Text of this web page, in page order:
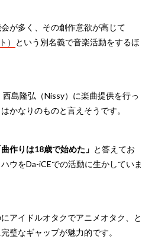
が多く、その創作意欲が高じて
）
という別名義で音楽活動をするほ
島隆弘（Nissy）に楽曲提供を行っ
かなりのものと言えそうです。
曲作りは18歳で始めた」 と答えてお
ウをDa-iCEでの活動に生かしていま
アイドルオタクでアニメオタク、と
璧なギャップが魅力的です。